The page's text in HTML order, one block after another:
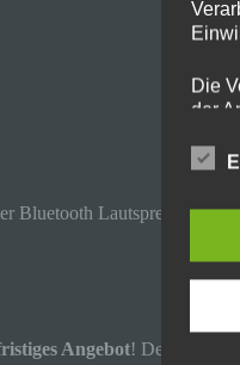
Bluetooth Lautsprecher,
Angebot! Der Button
Die
der
und
uns
Wir
und